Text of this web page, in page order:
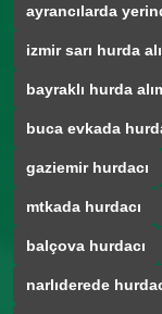
ayrancılarda
izmir sarı hurda
bayraklı hurda
buca evkada
gaziemir hurdacı
mtkada hurdacı
balçova hurdacı
narlıderede